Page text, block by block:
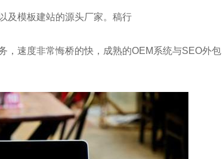
及模板建站的源头厂家。稿行
，速度非常悔桥的快，成熟的OEM系统与SEO外包